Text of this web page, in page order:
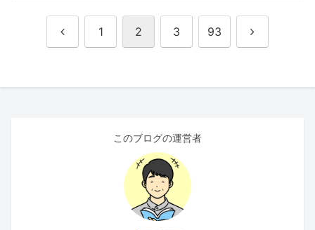
前 1 2 3 93 次
このブログの運営者